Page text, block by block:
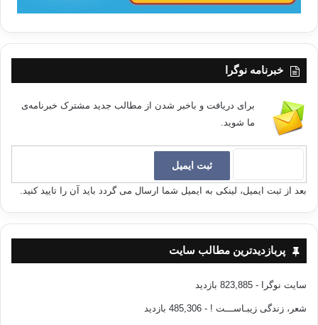
خبرنامه نوگرا
برای دریافت و باخبر شدن از مطالب جدید مشترک خبرنامه‌ی
ما شوید.
بعد از ثبت ایمیل، لینکی به ایمیل شما ارسال می گردد باید آن را تایید کنید.
پربازدیدترین مطالب سایت
سایت نوگرا - 823,885 بازدید
شعر، زندگی زیبـاســـت ! - 485,306 بازدید